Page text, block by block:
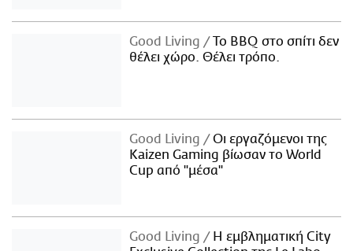
Good Living
Το BBQ στο σπίτι δεν
θέλει χώρο. Θέλει τρόπο.
Good Living
Οι εργαζόμενοι της
Kaizen Gaming βίωσαν το World
Cup από "μέσα"
Good Living
Η εμβληματική City